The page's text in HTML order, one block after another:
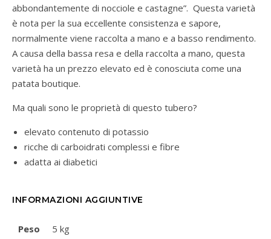
abbondantemente di nocciole e castagne”. Questa varietà
è nota per la sua eccellente consistenza e sapore,
normalmente viene raccolta a mano e a basso rendimento.
A causa della bassa resa e della raccolta a mano, questa
varietà ha un prezzo elevato ed è conosciuta come una
patata boutique.
Ma quali sono le proprietà di questo tubero?
elevato contenuto di potassio
ricche di carboidrati complessi e fibre
adatta ai diabetici
INFORMAZIONI AGGIUNTIVE
Peso 5 kg